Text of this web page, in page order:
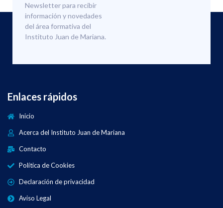
Newsletter para recibir
información y novedades
del área formativa del
Instituto Juan de Mariana.
Enlaces rápidos
Inicio
Acerca del Instituto Juan de Mariana
Contacto
Política de Cookies
Declaración de privacidad
Aviso Legal